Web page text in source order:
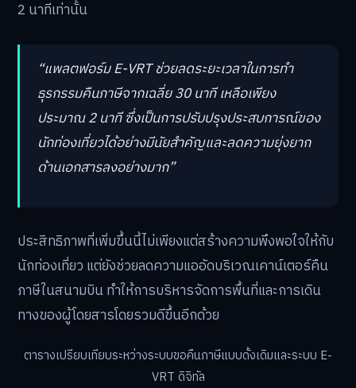
2 นาทีเท่านั้น
“แพลตฟอร์ม E-VRT ช่วยลดระยะเวลาในการทำ
ธุรกรรมคืนภาษีจากเฉลี่ย 30 นาที เหลือเพียง
ประมาณ 2 นาที ซึ่งเป็นการปรับปรุงประสบการณ์ของ
นักท่องเที่ยวได้อย่างมีนัยสำคัญและลดความยุ่งยาก
ด้านเอกสารลงอย่างมาก”
ประสิทธิภาพที่เพิ่มขึ้นนี้ไม่เพียงแต่สร้างความพึงพอใจให้กับ
นักท่องเที่ยว แต่ยังช่วยลดความแออัดบริเวณเคาน์เตอร์คืน
ภาษีในสนามบิน ทำให้การบริหารจัดการพื้นที่และการเดิน
ทางของผู้โดยสารโดยรวมดีขึ้นอีกด้วย
ตารางเปรียบเทียบระหว่างระบบขอคืนภาษีแบบดั้งเดิมและระบบ E-
VRT ดิจิทัล